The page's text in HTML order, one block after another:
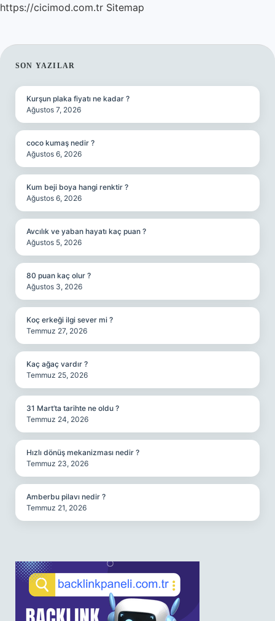
https://cicimod.com.tr Sitemap
SIDEBAR
SON YAZILAR
Kurşun plaka fiyatı ne kadar ?
Ağustos 7, 2026
coco kumaş nedir ?
Ağustos 6, 2026
Kum beji boya hangi renktir ?
Ağustos 6, 2026
Avcılık ve yaban hayatı kaç puan ?
Ağustos 5, 2026
80 puan kaç olur ?
Ağustos 3, 2026
Koç erkeği ilgi sever mi ?
Temmuz 27, 2026
Kaç ağaç vardır ?
Temmuz 25, 2026
31 Mart’ta tarihte ne oldu ?
Temmuz 24, 2026
Hızlı dönüş mekanizması nedir ?
Temmuz 23, 2026
Amberbu pilavı nedir ?
Temmuz 21, 2026